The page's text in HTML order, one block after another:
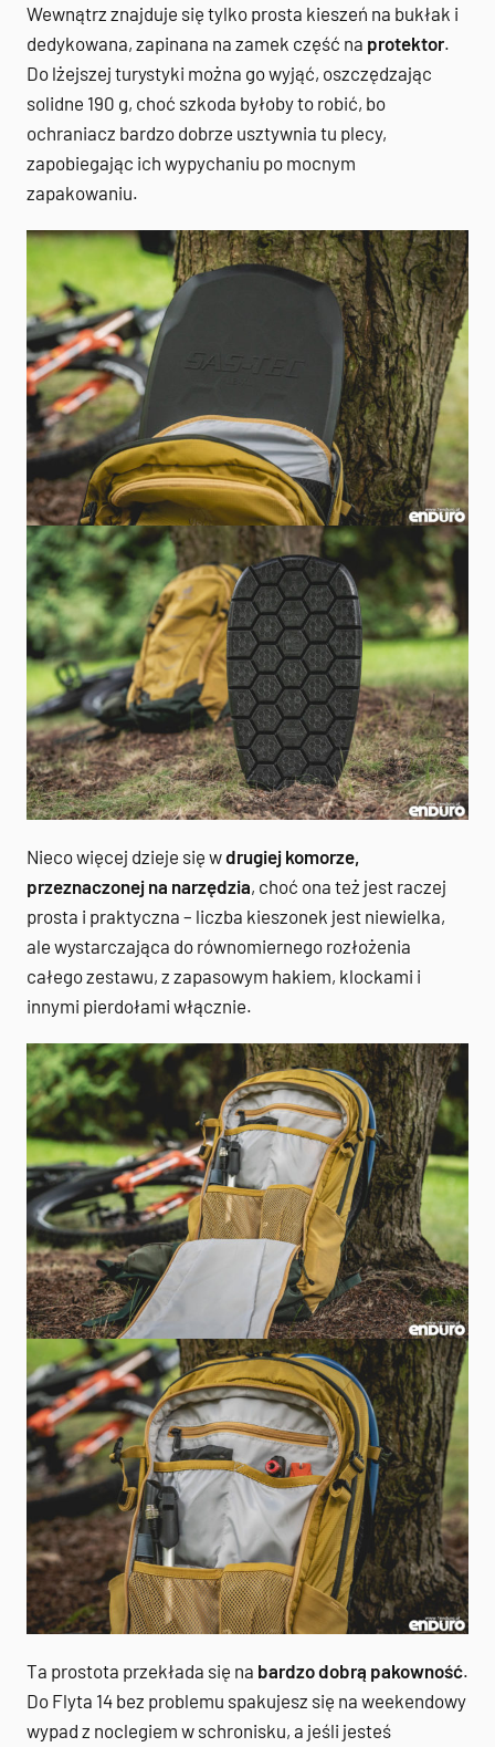
Wewnątrz znajduje się tylko prosta kieszeń na bukłak i
dedykowana, zapinana na zamek część na protektor.
Do lżejszej turystyki można go wyjąć, oszczędzając
solidne 190 g, choć szkoda byłoby to robić, bo
ochraniacz bardzo dobrze usztywnia tu plecy,
zapobiegając ich wypychaniu po mocnym
zapakowaniu.
Nieco więcej dzieje się wdrugiej komorze,
przeznaczonej na narzędzia, choć ona też jest raczej
prosta i praktyczna – liczba kieszonek jest niewielka,
ale wystarczająca do równomiernego rozłożenia
całego zestawu, z zapasowym hakiem, klockami i
innymi pierdołami włącznie.
Ta prostota przekłada się na bardzo dobrą pakowność.
Do Flyta 14 bez problemu spakujesz się na weekendowy
wypad z noclegiem w schronisku, a jeśli jesteś